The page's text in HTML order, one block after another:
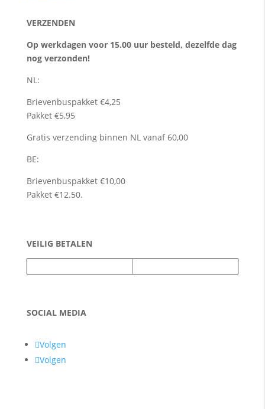
VERZENDEN
Op werkdagen voor 15.00 uur besteld, dezelfde dag
nog verzonden!
NL:
Brievenbuspakket €4,25
Pakket €5,95
Gratis verzending binnen NL vanaf 60,00
BE:
Brievenbuspakket €10,00
Pakket €12.50.
VEILIG BETALEN
SOCIAL MEDIA
Volgen
Volgen